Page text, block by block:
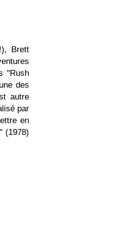
Brett
"Rush
des
autre
par
en
(1978)